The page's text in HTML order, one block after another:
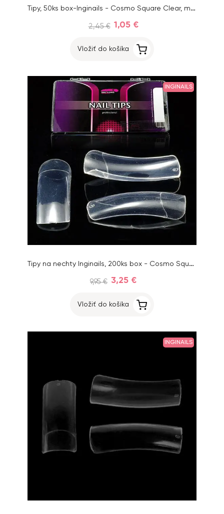
Tipy, 50ks box-Inginails - Cosmo Square Clear, mix 1-10
2,45 € 1,05 €
Vložiť do košíka
INGINAILS
Tipy na nechty Inginails, 200ks box - Cosmo Square Clear, mix 1-10
9,95 € 3,25 €
Vložiť do košíka
INGINAILS